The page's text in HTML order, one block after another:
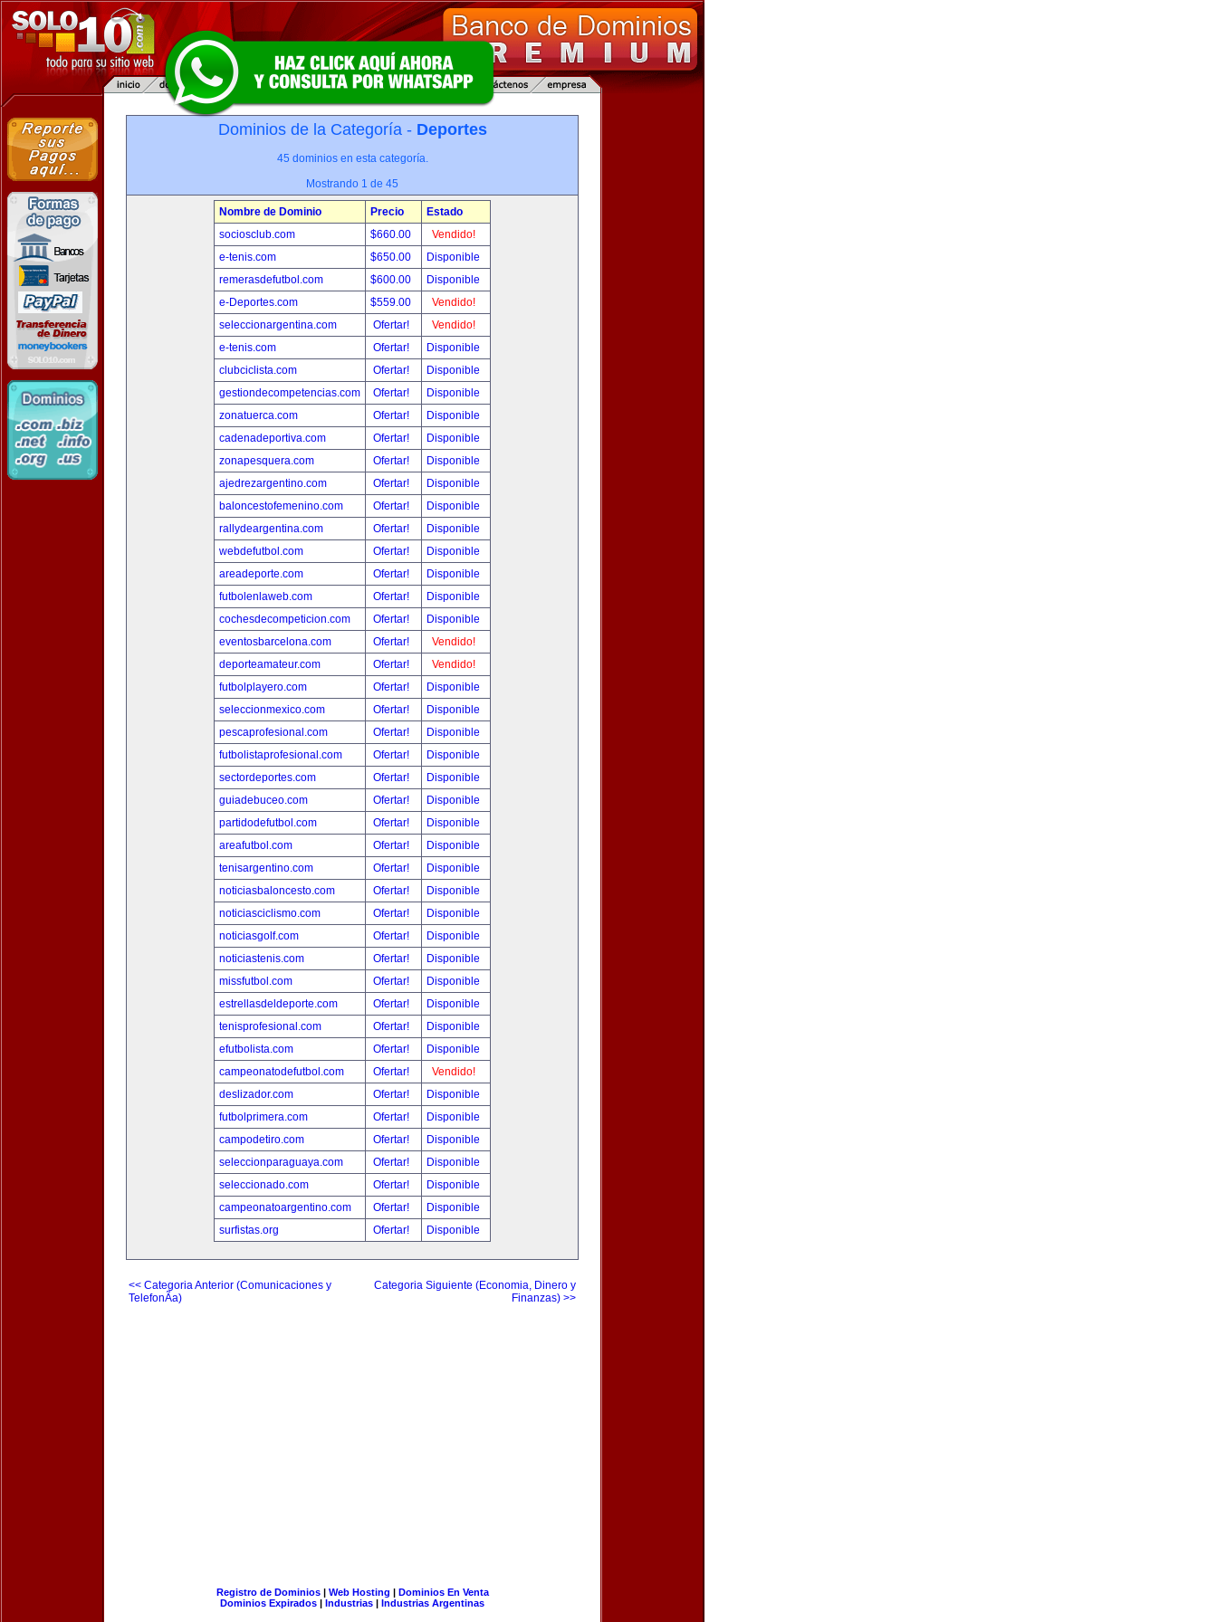
Dominios de la Categoría - Deportes
45 dominios en esta categoría.
Mostrando 1 de 45
Nombre de Dominio Precio
Estado
sociosclub.com
$660.00
Vendido!
e-tenis.com
$650.00
Disponible
remerasdefutbol.com
$600.00
Disponible
e-Deportes.com
$559.00
Vendido!
seleccionargentina.com
Ofertar!
Vendido!
e-tenis.com
Ofertar!
Disponible
clubciclista.com
Ofertar!
Disponible
gestiondecompetencias.com
Ofertar!
Disponible
zonatuerca.com
Ofertar!
Disponible
cadenadeportiva.com
Ofertar!
Disponible
zonapesquera.com
Ofertar!
Disponible
ajedrezargentino.com
Ofertar!
Disponible
baloncestofemenino.com
Ofertar!
Disponible
rallydeargentina.com
Ofertar!
Disponible
webdefutbol.com
Ofertar!
Disponible
areadeporte.com
Ofertar!
Disponible
futbolenlaweb.com
Ofertar!
Disponible
cochesdecompeticion.com
Ofertar!
Disponible
eventosbarcelona.com
Ofertar!
Vendido!
deporteamateur.com
Ofertar!
Vendido!
futbolplayero.com
Ofertar!
Disponible
seleccionmexico.com
Ofertar!
Disponible
pescaprofesional.com
Ofertar!
Disponible
futbolistaprofesional.com
Ofertar!
Disponible
sectordeportes.com
Ofertar!
Disponible
guiadebuceo.com
Ofertar!
Disponible
partidodefutbol.com
Ofertar!
Disponible
areafutbol.com
Ofertar!
Disponible
tenisargentino.com
Ofertar!
Disponible
noticiasbaloncesto.com
Ofertar!
Disponible
noticiasciclismo.com
Ofertar!
Disponible
noticiasgolf.com
Ofertar!
Disponible
noticiastenis.com
Ofertar!
Disponible
missfutbol.com
Ofertar!
Disponible
estrellasdeldeporte.com
Ofertar!
Disponible
tenisprofesional.com
Ofertar!
Disponible
efutbolista.com
Ofertar!
Disponible
campeonatodefutbol.com
Ofertar!
Vendido!
deslizador.com
Ofertar!
Disponible
futbolprimera.com
Ofertar!
Disponible
campodetiro.com
Ofertar!
Disponible
seleccionparaguaya.com
Ofertar!
Disponible
seleccionado.com
Ofertar!
Disponible
campeonatoargentino.com
Ofertar!
Disponible
surfistas.org
Ofertar! Disponible
<< Categoria Anterior (Comunicaciones y
TelefonÃ­a)
Categoria Siguiente (Economia, Dinero y
Finanzas) >>
Registro de Dominios| Web Hosting | Dominios En Venta
Dominios Expirados | Industrias | Industrias Argentinas